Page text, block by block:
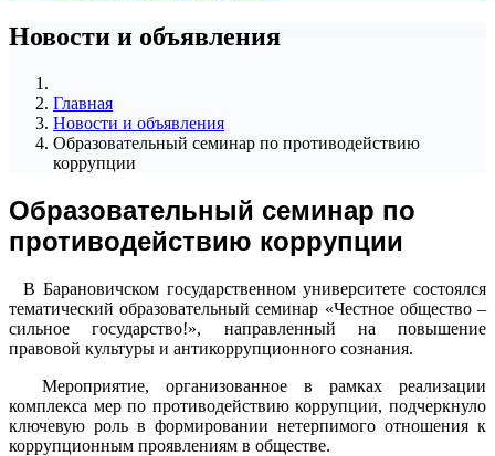
Новости и объявления
Главная
Новости и объявления
Образовательный семинар по противодействию
коррупции
Образовательный семинар по
противодействию коррупции
В Барановичском государственном университете состоялся
тематический образовательный семинар «Честное общество –
сильное государство!», направленный на повышение
правовой культуры и антикоррупционного сознания.
Мероприятие, организованное в рамках реализации
комплекса мер по противодействию коррупции, подчеркнуло
ключевую роль в формировании нетерпимого отношения к
коррупционным проявлениям в обществе.